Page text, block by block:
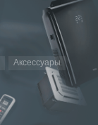
Аксессуары